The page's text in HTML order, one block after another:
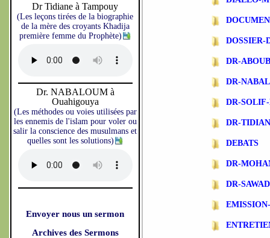
Dr Tidiane à Tampouy
(Les leçons tirées de la biographie
de la mère des croyants Khadija
première femme du Prophète)
Dr. NABALOUM à
Ouahigouya
(Les méthodes ou voies utilisées par
les ennemis de l'islam pour voler ou
salir la conscience des musulmans et
quelles sont les solutions)
Envoyer nous un sermon
Archives des Sermons
DOSSIER-
DR-
DR-
DR-
DR-
DEBATS
DR-
DR-